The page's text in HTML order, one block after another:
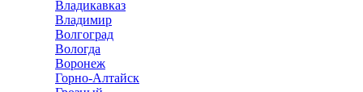
Владикавказ
Владимир
Волгоград
Вологда
Воронеж
Горно-Алтайск